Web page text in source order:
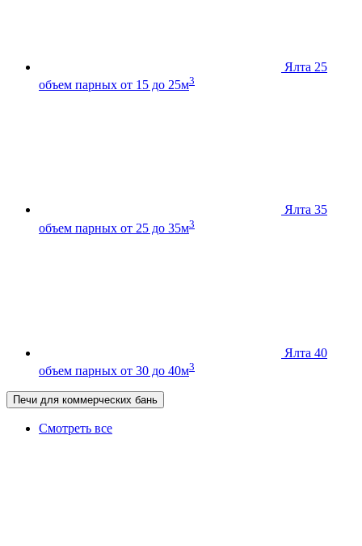
Ялта 25
объем парных от 15 до 25м3
Ялта 35
объем парных от 25 до 35м3
Ялта 40
объем парных от 30 до 40м3
Печи для коммерческих бань
Смотреть все